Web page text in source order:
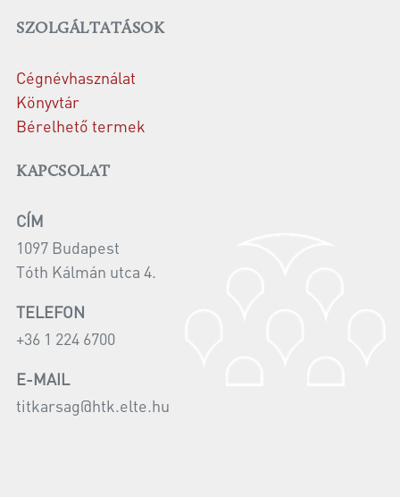
SZOLGÁLTATÁSOK
Cégnévhasználat
Könyvtár
Bérelhető termek
KAPCSOLAT
CÍM
1097 Budapest
Tóth Kálmán utca 4.
TELEFON
+36 1 224 6700
E-MAIL
titkarsag@htk.elte.hu